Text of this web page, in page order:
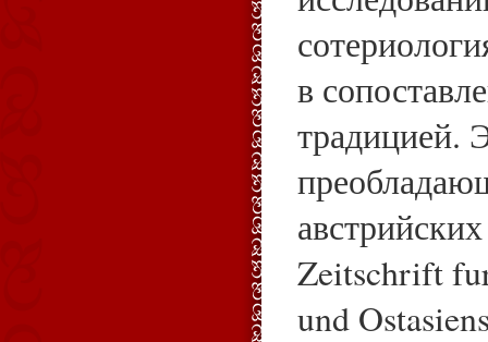
в
традицией.
Zeitschrift
und